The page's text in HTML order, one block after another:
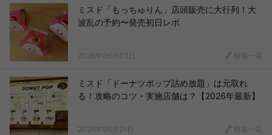
ミスド「もっちゅりん」店頭販売に大行列！大
波乱の予約〜発売初日レポ
2026年06月03日 相場一花
ミスド「ドーナツポップ詰め放題」は元取れ
る！攻略のコツ・実施店舗は？【2026年最新】
2026年05月21日 相場一花